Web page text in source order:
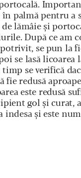
palmă pentru a
lămâie și
După ce am
se pun la
se lasă licoarea
se verifică
fie redusă
este redusă
gol și curat,
indesa și este